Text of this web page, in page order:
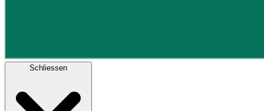
Schliessen